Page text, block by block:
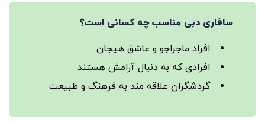
سافاری دبی مناسب چه کسانی است؟
افراد ماجراجو و عاشق هیجان
افرادی که به دنبال آرامش هستند
گردشگران علاقه‌ مند به فرهنگ و طبیعت